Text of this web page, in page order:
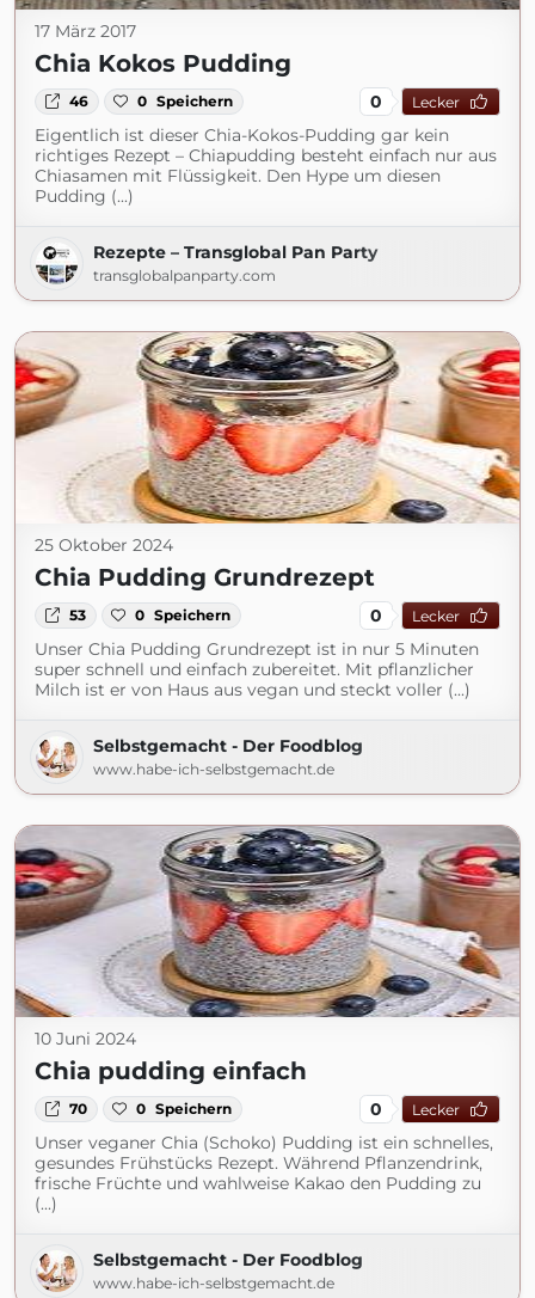
17 März 2017
Chia Kokos Pudding
46 0 Speichern 0 Lecker
Eigentlich ist dieser Chia-Kokos-Pudding gar kein
richtiges Rezept – Chiapudding besteht einfach nur aus
Chiasamen mit Flüssigkeit. Den Hype um diesen
Pudding (...)
Rezepte – Transglobal Pan Party
transglobalpanparty.com
25 Oktober 2024
Chia Pudding Grundrezept
53 0 Speichern 0 Lecker
Unser Chia Pudding Grundrezept ist in nur 5 Minuten
super schnell und einfach zubereitet. Mit pflanzlicher
Milch ist er von Haus aus vegan und steckt voller (...)
Selbstgemacht - Der Foodblog
www.habe-ich-selbstgemacht.de
10 Juni 2024
Chia pudding einfach
70 0 Speichern 0 Lecker
Unser veganer Chia (Schoko) Pudding ist ein schnelles,
gesundes Frühstücks Rezept. Während Pflanzendrink,
frische Früchte und wahlweise Kakao den Pudding zu
(...)
Selbstgemacht - Der Foodblog
www.habe-ich-selbstgemacht.de